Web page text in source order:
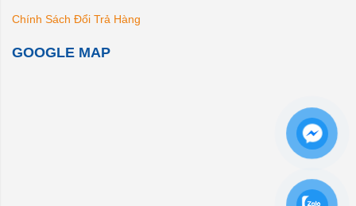
Chính Sách Đổi Trả Hàng
GOOGLE MAP